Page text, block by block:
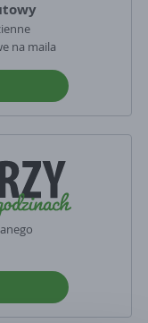
na maila